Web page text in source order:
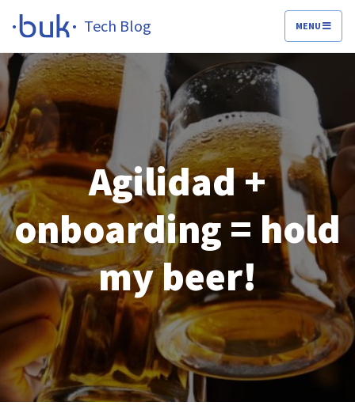
Tech Blog MENU
Agilidad +
onboarding = hold
my beer!